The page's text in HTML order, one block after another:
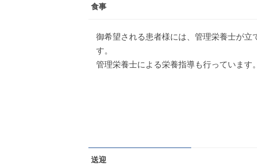
食事
御希望される患者様には、管理栄養士が立
す。
管理栄養士による栄養指導も行っています。
送迎